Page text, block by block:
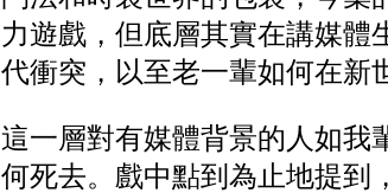
力遊戲，但底層其實在講媒體
代衝突，以至老一輩如何在新
這一層對有媒體背景的人如我
何死去。戲中點到為止地提到